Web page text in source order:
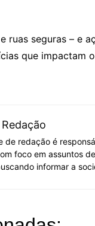
ruas seguras – e
que impactam
de redação é
foco em assuntos
informar a